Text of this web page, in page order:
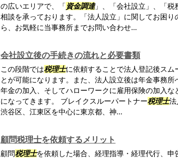
の広いエリアで、「資金調達」、「会社設立」、「税
相談を承っております。「法人設立」に関してお困り
ら、お気軽に当事務所までお問い合わせ...
会社設立後の手続きの流れと必要書類
この段階では税理士に依頼することで法人登記後スム
とが可能になります。また、法人設立後は年金事務所
年金の加入、そしてハローワークに雇用保険の加入な
になってきます。 ブレイクスルーパートナー税理士法
渋谷区、江東区を中心に東京都、神...
顧問税理士を依頼するメリット
顧問税理士を依頼した場合、経理指導・経理代行、申